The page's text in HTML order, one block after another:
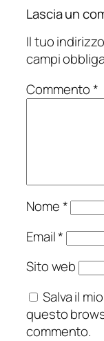
Lascia un
Il tuo
campi
Commento*
Nome*
Email*
Sito web
Salva il
questo
commento.